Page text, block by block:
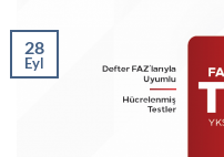
28
Eyl